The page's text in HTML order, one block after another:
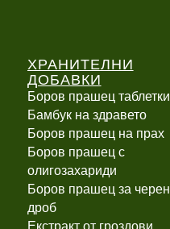
ХРАНИТЕЛНИ
ДОБАВКИ
Боров прашец таблетки
Бамбук на здравето
Боров прашец на прах
Боров прашец с
олигозахариди
Боров прашец за черен
дроб
Екстракт от гроздови